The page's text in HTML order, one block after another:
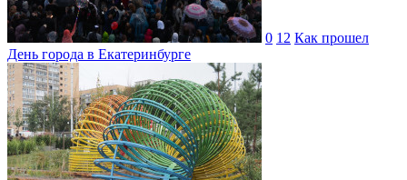
0 12 Как прошел
День города в Екатеринбурге